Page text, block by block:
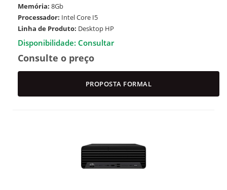
Memória: 8Gb
Processador: Intel Core I5
Linha de Produto: Desktop HP
Disponibilidade: Consultar
Consulte o preço
PROPOSTA FORMAL